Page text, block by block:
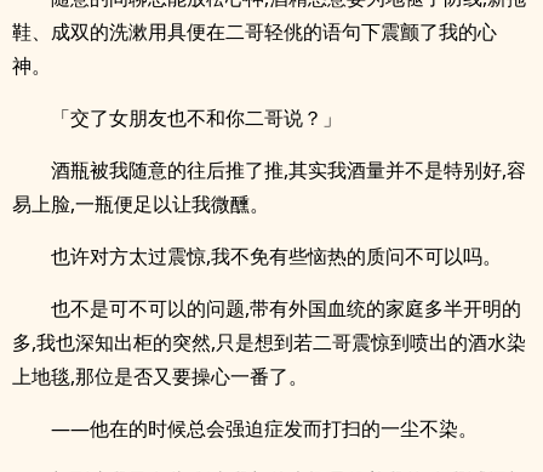
鞋、成双的洗漱用具便在二哥轻佻的语句下震颤了我的心
神。
「交了女朋友也不和你二哥说？」
酒瓶被我随意的往后推了推,其实我酒量并不是特别好,容
易上脸,一瓶便足以让我微醺。
也许对方太过震惊,我不免有些恼热的质问不可以吗。
也不是可不可以的问题,带有外国血统的家庭多半开明的
多,我也深知出柜的突然,只是想到若二哥震惊到喷出的酒水染
上地毯,那位是否又要操心一番了。
——他在的时候总会强迫症发而打扫的一尘不染。